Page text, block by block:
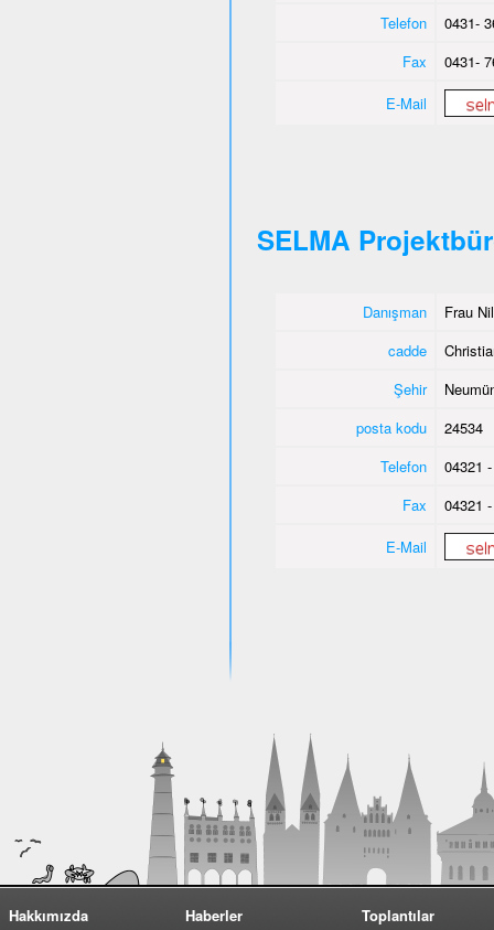
Telefon
0431-
Fax
0431-
E-Mail
SELMA
Danışman
Frau
cadde
Şehir
posta kodu
24534
Telefon
04321
Fax
04321
E-Mail
Hakkımızda
Haberler
Toplantılar